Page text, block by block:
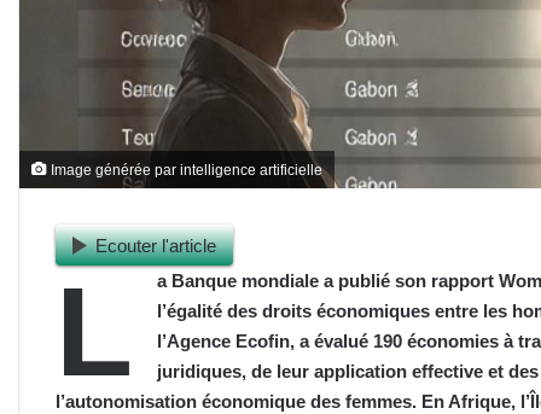
Image générée par intelligence artificielle
Ecouter l'article
L
a Banque mondiale a publié son rapport
l’égalité des droits économiques entre les
l’Agence Ecofin, a évalué 190 économies à
juridiques, de leur application effective et
l’autonomisation économique des femmes. En Afrique,